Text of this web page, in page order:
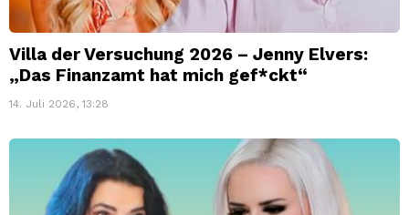
Villa der Versuchung 2026 – Jenny Elvers:
„Das Finanzamt hat mich gef*ckt“
14. Juli 2026, 13:28